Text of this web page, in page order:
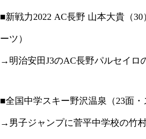
■新戦力2022 AC長野 山本大貴（
ーツ）
→明治安田J3のAC長野パルセイロ
■全国中学スキー野沢温泉（23面・
→男子ジャンプに菅平中学校の竹